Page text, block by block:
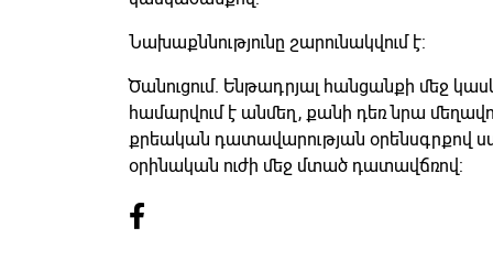
Նախաքննությունը շարունակվում է:
Ծանուցում. Ենթադրյալ հանցանքի մեջ
համարվում է անմեղ, քանի դեռ նրա
քրեական դատավարության օրենսգրքով
օրինական ուժի մեջ մտած դատավճռով: